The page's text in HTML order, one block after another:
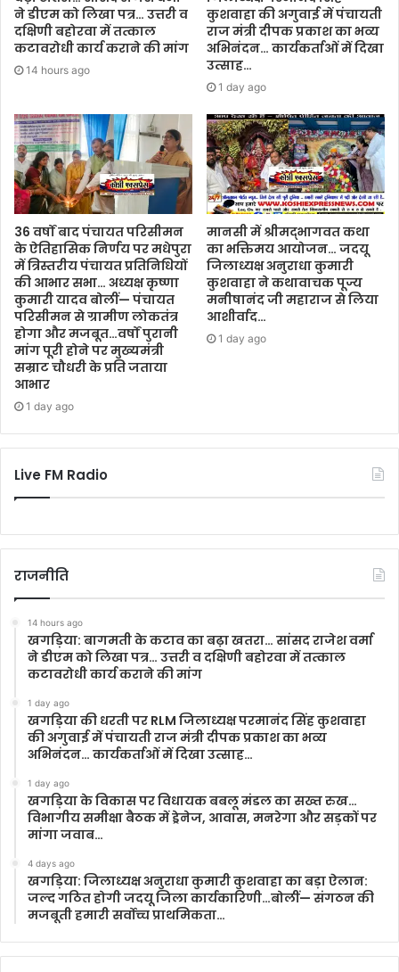
ने डीएम को लिखा पत्र… उत्तरी व
दक्षिणी बहोरवा में तत्काल
कटावरोधी कार्य कराने की मांग
14 hours ago
कुशवाहा की अगुवाई में पंचायती
राज मंत्री दीपक प्रकाश का भव्य
अभिनंदन… कार्यकर्ताओं में दिखा
उत्साह…
1 day ago
36 वर्षों बाद पंचायत परिसीमन
के ऐतिहासिक निर्णय पर मधेपुरा
में त्रिस्तरीय पंचायत प्रतिनिधियों
की आभार सभा… अध्यक्ष कृष्णा
कुमारी यादव बोलीं— पंचायत
परिसीमन से ग्रामीण लोकतंत्र
होगा और मजबूत…वर्षों पुरानी
मांग पूरी होने पर मुख्यमंत्री
सम्राट चौधरी के प्रति जताया
आभार
1 day ago
मानसी में श्रीमद्भागवत कथा
का भक्तिमय आयोजन… जदयू
जिलाध्यक्ष अनुराधा कुमारी
कुशवाहा ने कथावाचक पूज्य
मनीषानंद जी महाराज से लिया
आशीर्वाद…
1 day ago
Live FM Radio
राजनीति
14 hours ago
खगड़िया: बागमती के कटाव का बढ़ा खतरा… सांसद राजेश वर्मा
ने डीएम को लिखा पत्र… उत्तरी व दक्षिणी बहोरवा में तत्काल
कटावरोधी कार्य कराने की मांग
1 day ago
खगड़िया की धरती पर RLM जिलाध्यक्ष परमानंद सिंह कुशवाहा
की अगुवाई में पंचायती राज मंत्री दीपक प्रकाश का भव्य
अभिनंदन… कार्यकर्ताओं में दिखा उत्साह…
1 day ago
खगड़िया के विकास पर विधायक बबलू मंडल का सख्त रुख…
विभागीय समीक्षा बैठक में ड्रेनेज, आवास, मनरेगा और सड़कों पर
मांगा जवाब…
4 days ago
खगड़िया: जिलाध्यक्ष अनुराधा कुमारी कुशवाहा का बड़ा ऐलान:
जल्द गठित होगी जदयू जिला कार्यकारिणी…बोलीं— संगठन की
मजबूती हमारी सर्वोच्च प्राथमिकता…